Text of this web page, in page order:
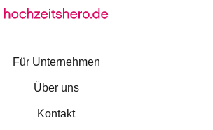
Für Unternehmen
Über uns
Kontakt